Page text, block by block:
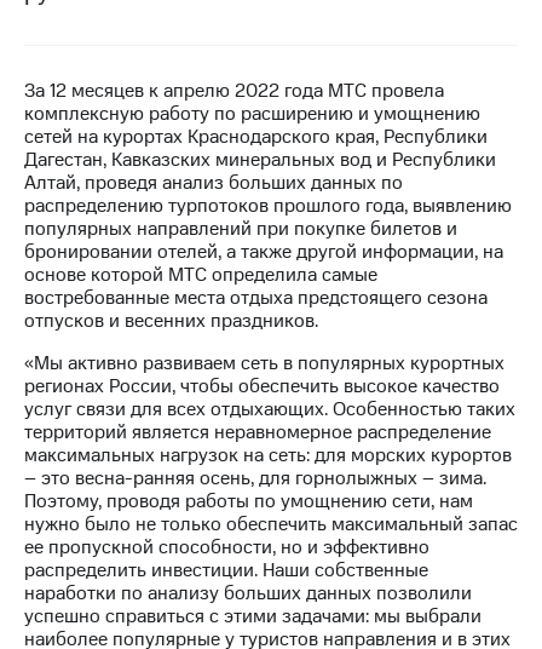
Финансовая
отчетность
Контакты
Новости
в
регионе
и акционерам
Корпоративное
Корпоративный
секретарь
Раскрытие
информации
Информация
акционерам
Документы
ПАО
"МТС"
Собрания
акционеров
Личный
За 12 месяцев к апрелю 2022 года МТС провела
комплексную работу по расширению и умощнению
сетей на курортах Краснодарского края, Республики
Дагестан, Кавказских минеральных вод и Республики
Алтай, проведя анализ больших данных по
распределению турпотоков прошлого года, выявлению
популярных направлений при покупке билетов и
бронировании отелей, а также другой информации, на
основе которой МТС определила самые
востребованные места отдыха предстоящего сезона
отпусков и весенних праздников.
«Мы активно развиваем сеть в популярных курортных
регионах России, чтобы обеспечить высокое качество
услуг связи для всех отдыхающих. Особенностью таких
территорий является неравномерное распределение
максимальных нагрузок на сеть: для морских курортов
– это весна-ранняя осень, для горнолыжных – зима.
Поэтому, проводя работы по умощнению сети, нам
нужно было не только обеспечить максимальный запас
ее пропускной способности, но и эффективно
распределить инвестиции. Наши собственные
наработки по анализу больших данных позволили
успешно справиться с этими задачами: мы выбрали
наиболее популярные у туристов направления и в этих